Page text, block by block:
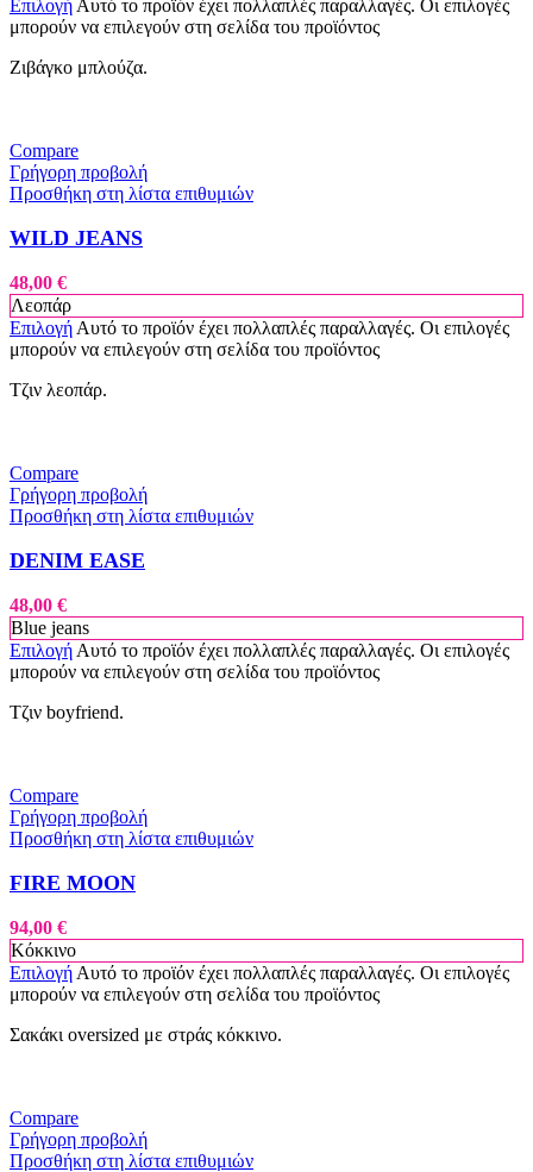
Επιλογή Αυτό το προϊόν έχει πολλαπλές παραλλαγές. Οι επιλογές
μπορούν να επιλεγούν στη σελίδα του προϊόντος
Ζιβάγκο μπλούζα.
Compare
Γρήγορη προβολή
Προσθήκη στη λίστα επιθυμιών
WILD JEANS
48,00 €
Λεοπάρ
Επιλογή Αυτό το προϊόν έχει πολλαπλές παραλλαγές. Οι επιλογές
μπορούν να επιλεγούν στη σελίδα του προϊόντος
Τζιν λεοπάρ.
Compare
Γρήγορη προβολή
Προσθήκη στη λίστα επιθυμιών
DENIM EASE
48,00 €
Blue jeans
Επιλογή Αυτό το προϊόν έχει πολλαπλές παραλλαγές. Οι επιλογές
μπορούν να επιλεγούν στη σελίδα του προϊόντος
Τζιν boyfriend.
Compare
Γρήγορη προβολή
Προσθήκη στη λίστα επιθυμιών
FIRE MOON
94,00 €
Κόκκινο
Επιλογή Αυτό το προϊόν έχει πολλαπλές παραλλαγές. Οι επιλογές
μπορούν να επιλεγούν στη σελίδα του προϊόντος
Σακάκι oversized με στράς κόκκινο.
Compare
Γρήγορη προβολή
Προσθήκη στη λίστα επιθυμιών